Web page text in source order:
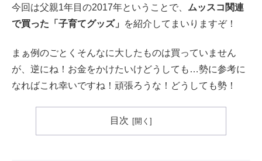
今回は父親1年目の2017年ということで、 ムッスコ関連
で買った「子育てグッズ」
を紹介してまいりますぞ！
まぁ例のごとくそんなに大したものは買っていません
が、逆にね！お金をかけたいけどうしても…勢に参考に
なればこれ幸いですね！頑張ろうな！どうしても勢！
目次